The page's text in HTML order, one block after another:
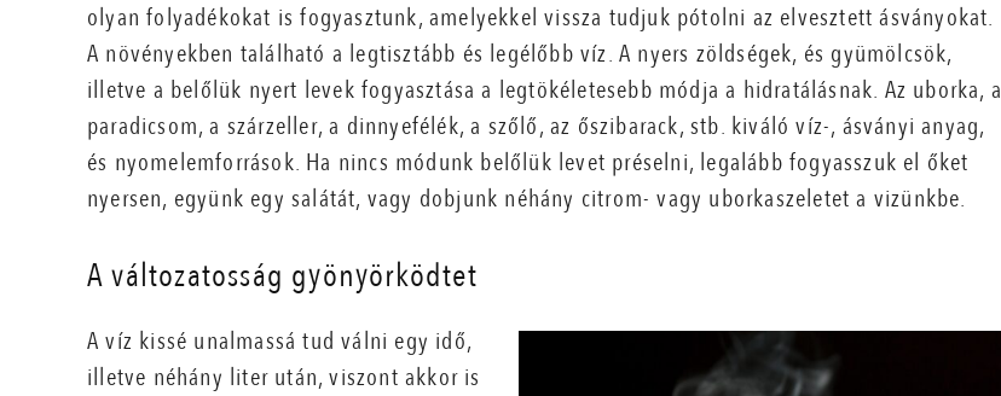
olyan folyadékokat is fogyasztunk, amelyekkel vissza tudjuk pótolni az elvesztett ásványokat.
A növényekben található a legtisztább és legélőbb víz. A nyers zöldségek, és gyümölcsök,
illetve a belőlük nyert levek fogyasztása a legtökéletesebb módja a hidratálásnak. Az uborka, a
paradicsom, a szárzeller, a dinnyefélék, a szőlő, az őszibarack, stb. kiváló víz-, ásványi anyag,
és nyomelemforrások. Ha nincs módunk belőlük levet préselni, legalább fogyasszuk el őket
nyersen, együnk egy salátát, vagy dobjunk néhány citrom- vagy uborkaszeletet a vizünkbe.
A változatosság gyönyörködtet
A víz kissé unalmassá tud válni egy idő,
illetve néhány liter után, viszont akkor is